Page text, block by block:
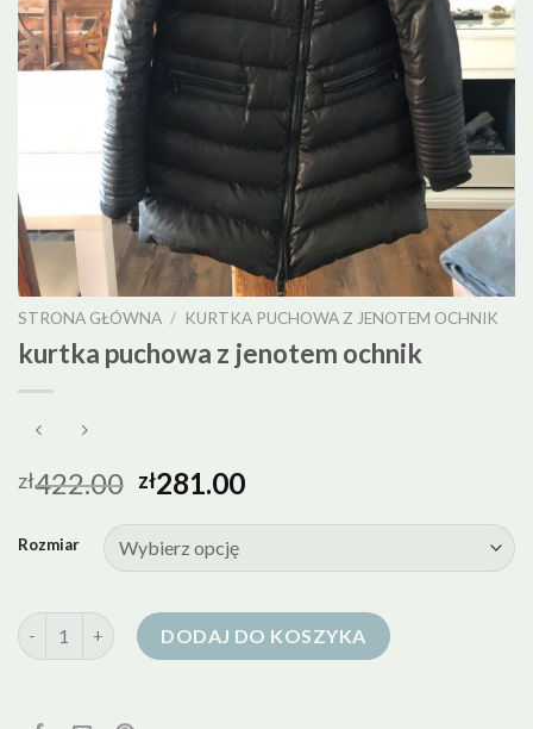
STRONA GŁÓWNA / KURTKA PUCHOWA Z JENOTEM OCHNIK
kurtka puchowa z jenotem ochnik
zł422.00 zł281.00
Rozmiar
ilość kurtka puchowa z jenotem ochnik
DODAJ DO KOSZYKA